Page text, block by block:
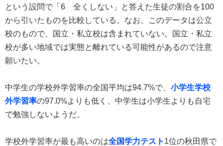
という設問で「6 全くしない」と答えた生徒の割合を100
から引いたものを比較している。なお、このデータは公立
校のもので、国立・私立校は含まれていない。国立・私立
校が多い地域では実態と離れている可能性があるので注意
願いたい。
中学生の学校外学習率の全国平均は94.7%で、 小学生学校
外学習率の97.0%よりも低く、中学生は小学生よりも自宅
で勉強しないようだ。
学校外学習率が最も高いのは全国学力テスト 1位の秋田県で